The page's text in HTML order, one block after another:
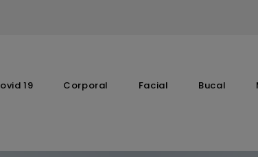
19 Corporal Facial Bucal